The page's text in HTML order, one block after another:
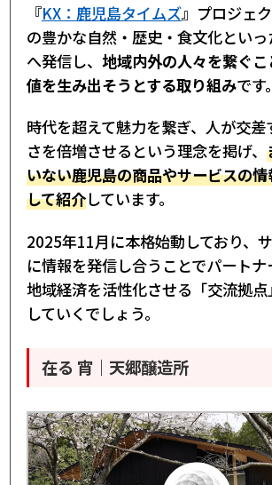
『KX：鹿児島タイムズ』プロジェ
の豊かな自然・歴史・食文化とい
へ発信し、 地域内外の人々を繋ぐ
値を生み出そうとする取り組みです。
時代を超えて魅力を繋ぎ、人が交
さを倍増させるという理念を掲げ、
いない鹿児島の商品やサービスの
して紹介しています。
2025年11月に本格始動しており、
に情報を発信し合うことでパートナ
地域経済を活性化させる「交流拠
していくでしょう。
在る 宵｜天郷醸造所